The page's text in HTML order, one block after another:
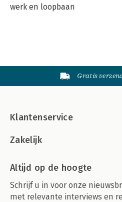
werk en loopbaan
Gratis
Klantenservice
Zakelijk
Altijd op de hoogte
Schrijf u in voor onze
met relevante interviews en